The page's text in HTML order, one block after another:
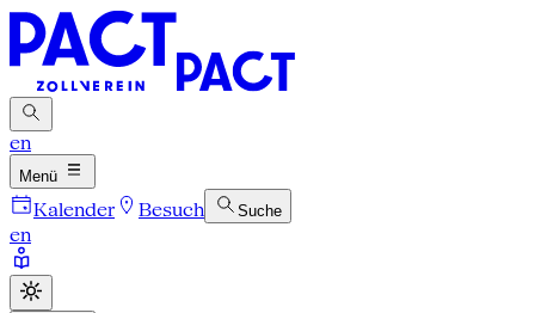
en
Menü
Kalender Besuch Suche
en